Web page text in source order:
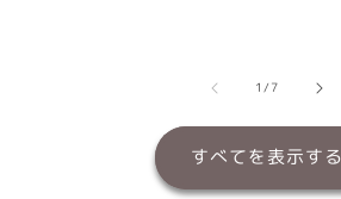
1/の
7
すべてを表示する